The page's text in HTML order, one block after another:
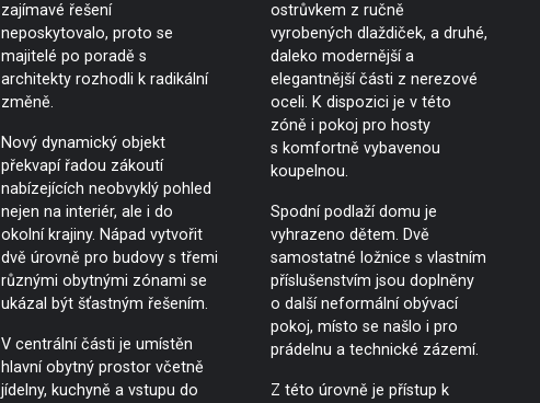
zajímavé řešení
neposkytovalo, proto se
majitelé po poradě s
architekty rozhodli k radikální
změně.
Nový dynamický objekt
překvapí řadou zákoutí
nabízejících neobvyklý pohled
nejen na interiér, ale i do
okolní krajiny. Nápad vytvořit
dvě úrovně pro budovy s třemi
různými obytnými zónami se
ukázal být šťastným řešením.
V centrální části je umístěn
hlavní obytný prostor včetně
jídelny, kuchyně a vstupu do
ostrůvkem z ručně
vyrobených dlaždiček, a druhé,
daleko modernější a
elegantnější části z nerezové
oceli. K dispozici je v této
zóně i pokoj pro hosty
s komfortně vybavenou
koupelnou.
Spodní podlaží domu je
vyhrazeno dětem. Dvě
samostatné ložnice s vlastním
příslušenstvím jsou doplněny
o další neformální obývací
pokoj, místo se našlo i pro
prádelnu a technické zázemí.
Z této úrovně je přístup k